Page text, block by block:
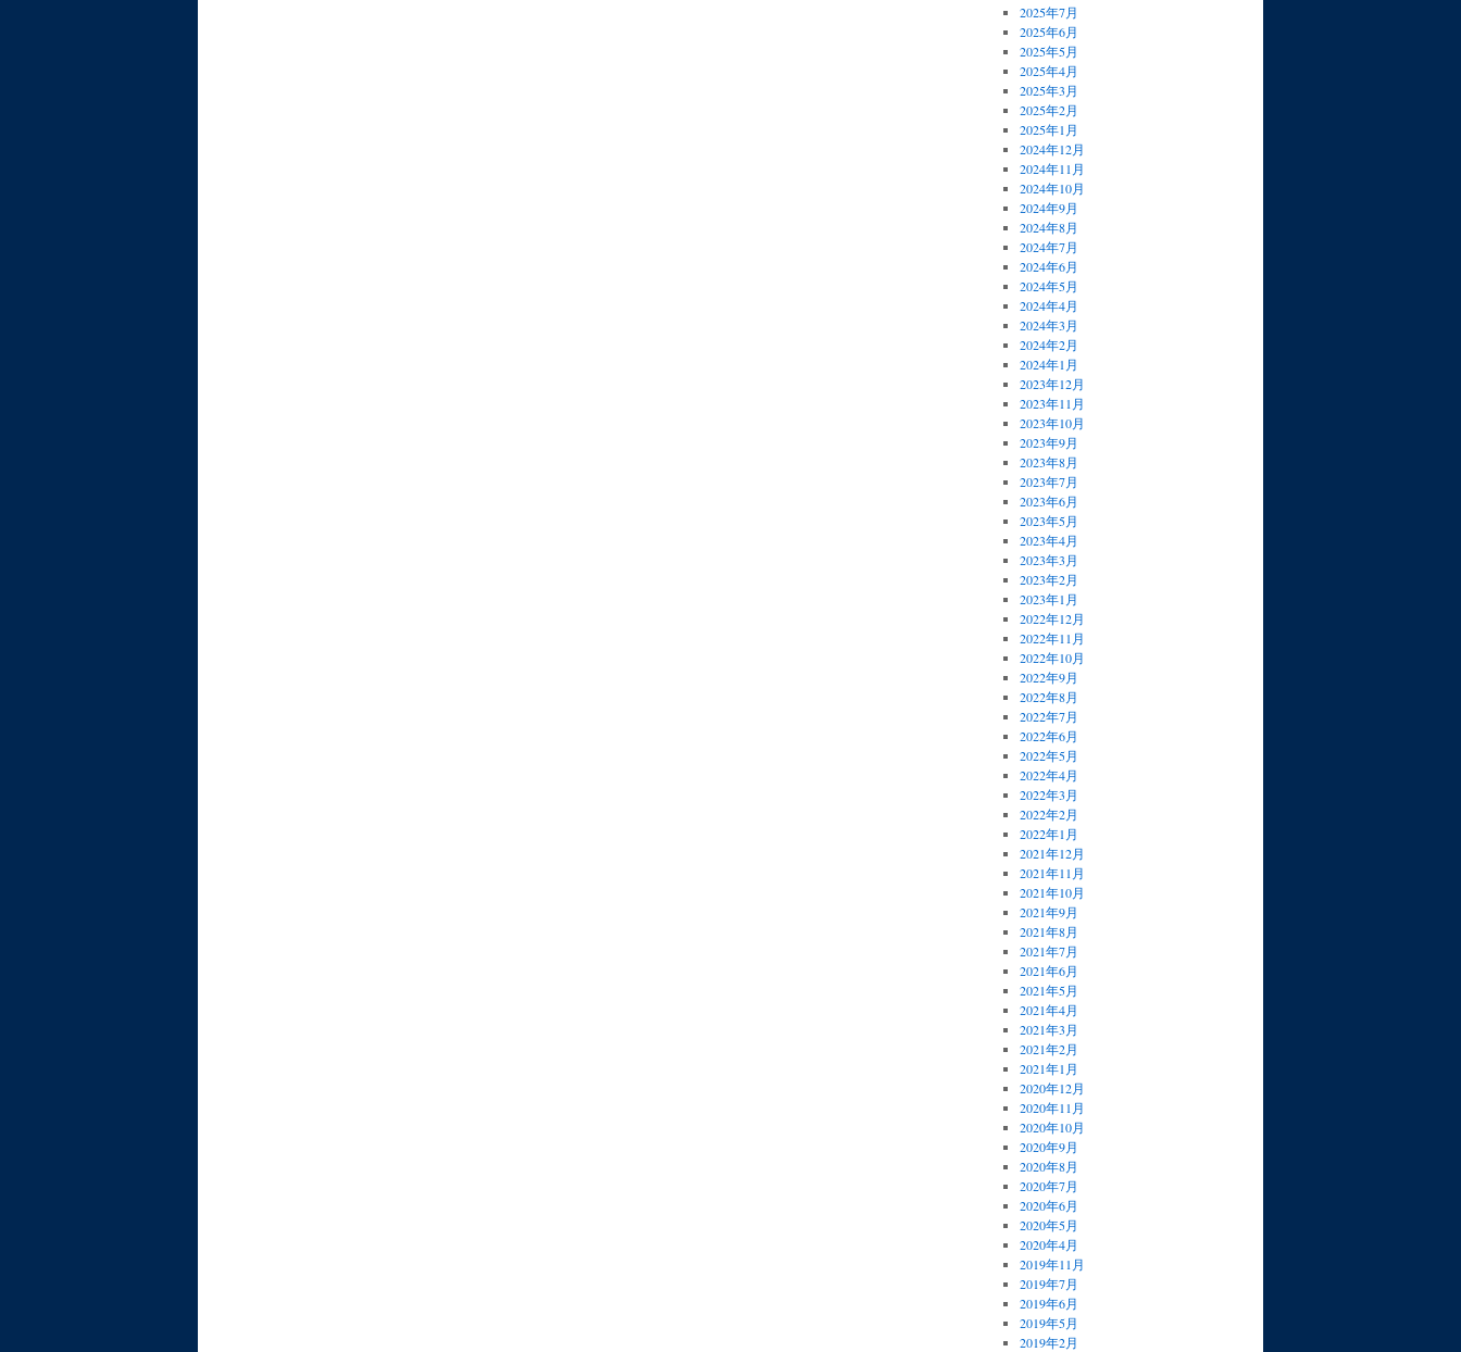
2025年7月
2025年6月
2025年5月
2025年4月
2025年3月
2025年2月
2025年1月
2024年12月
2024年11月
2024年10月
2024年9月
2024年8月
2024年7月
2024年6月
2024年5月
2024年4月
2024年3月
2024年2月
2024年1月
2023年12月
2023年11月
2023年10月
2023年9月
2023年8月
2023年7月
2023年6月
2023年5月
2023年4月
2023年3月
2023年2月
2023年1月
2022年12月
2022年11月
2022年10月
2022年9月
2022年8月
2022年7月
2022年6月
2022年5月
2022年4月
2022年3月
2022年2月
2022年1月
2021年12月
2021年11月
2021年10月
2021年9月
2021年8月
2021年7月
2021年6月
2021年5月
2021年4月
2021年3月
2021年2月
2021年1月
2020年12月
2020年11月
2020年10月
2020年9月
2020年8月
2020年7月
2020年6月
2020年5月
2020年4月
2019年11月
2019年7月
2019年6月
2019年5月
2019年2月